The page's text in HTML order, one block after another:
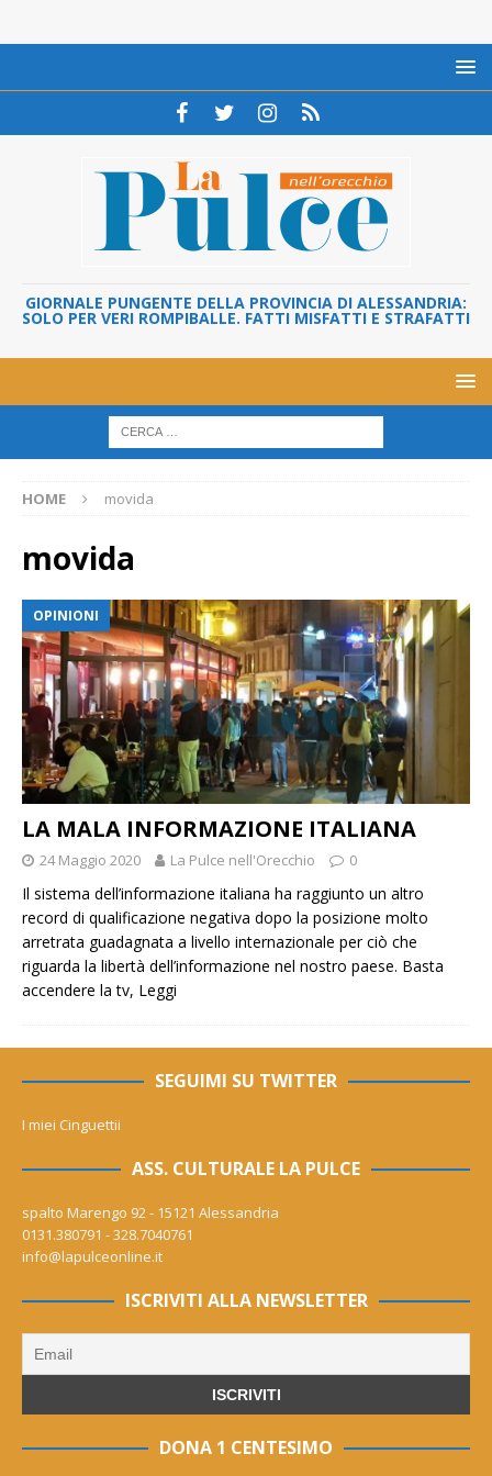
GIORNALE PUNGENTE DELLA PROVINCIA DI ALESSANDRIA:
SOLO PER VERI ROMPIBALLE. FATTI MISFATTI E STRAFATTI
HOME movida
movida
OPINIONI
LA MALA INFORMAZIONE ITALIANA
24 Maggio 2020 La Pulce nell'Orecchio 0
Il sistema dell’informazione italiana ha raggiunto un altro
record di qualificazione negativa dopo la posizione molto
arretrata guadagnata a livello internazionale per ciò che
riguarda la libertà dell’informazione nel nostro paese. Basta
accendere la tv, Leggi
SEGUIMI SU TWITTER
I miei Cinguettii
ASS. CULTURALE LA PULCE
spalto Marengo 92 - 15121 Alessandria
0131.380791 - 328.7040761
info@lapulceonline.it
ISCRIVITI ALLA NEWSLETTER
DONA 1 CENTESIMO